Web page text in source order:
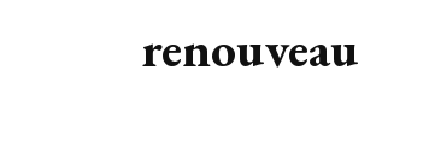
renouveau